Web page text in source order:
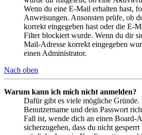
Wenn du eine E-Mail erhalten hast,
Anweisungen. Ansonsten prüfe, ob
korrekt eingegeben hast oder die E-
Filter blockiert wurde. Wenn du dir
Mail-Adresse korrekt eingegeben
einen Administrator.
Nach oben
Warum kann ich mich nicht anmelden?
Dafür gibt es viele mögliche Gründe.
Benutzername und dein Passwort
Fall ist, wende dich an einen Board-
sicherzugehen, dass du nicht